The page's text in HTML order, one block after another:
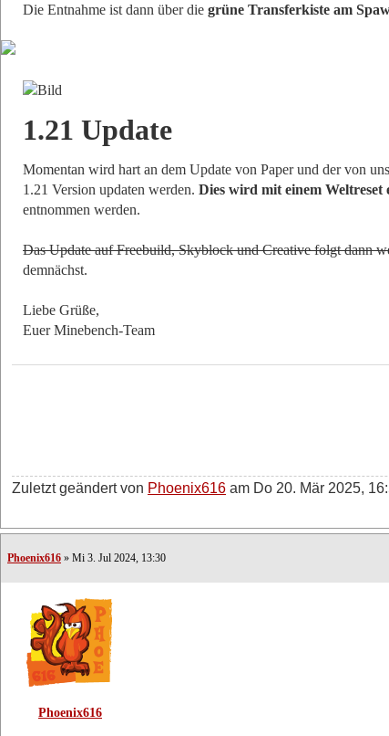
Die Entnahme ist dann über die grüne Transferkiste am
1.21 Update
Momentan wird hart an dem Update von Paper und der von
1.21 Version updaten werden. Dies wird mit einem Weltreset
entnommen werden.
Das Update auf Freebuild, Skyblock und Creative folgt dann
demnächst.
Liebe Grüße,
Euer Minebench-Team
Zuletzt geändert von Phoenix616 am Do 20. Mär 2025,
Phoenix616 » Mi 3. Jul 2024, 13:30
Phoenix616